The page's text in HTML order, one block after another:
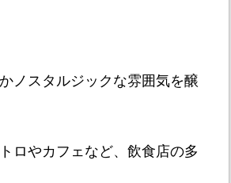
ノスタルジックな雰囲気を醸
ロやカフェなど、飲食店の多